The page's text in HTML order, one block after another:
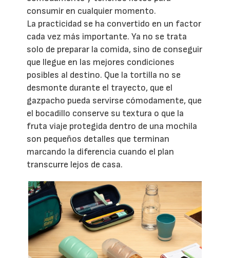
consumir en cualquier momento.
La practicidad se ha convertido en un factor
cada vez más importante. Ya no se trata
solo de preparar la comida, sino de conseguir
que llegue en las mejores condiciones
posibles al destino. Que la tortilla no se
desmonte durante el trayecto, que el
gazpacho pueda servirse cómodamente, que
el bocadillo conserve su textura o que la
fruta viaje protegida dentro de una mochila
son pequeños detalles que terminan
marcando la diferencia cuando el plan
transcurre lejos de casa.